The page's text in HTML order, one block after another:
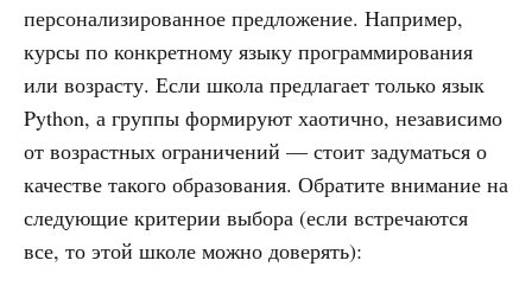
персонализированное предложение. Например,
курсы по конкретному языку программирования
или возрасту. Если школа предлагает только язык
Python, а группы формируют хаотично, независимо
от возрастных ограничений — стоит задуматься о
качестве такого образования. Обратите внимание на
следующие критерии выбора (если встречаются
все, то этой школе можно доверять):